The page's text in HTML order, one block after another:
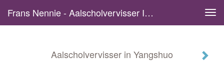
Frans Nennie - Aalscholvervisser In Yangshuo
Aalscholvervisser in Yangshuo